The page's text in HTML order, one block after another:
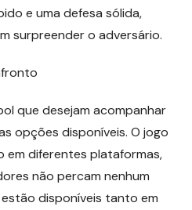
e uma defesa sólida,
surpreender o adversário.
que desejam acompanhar
opções disponíveis. O jogo
em diferentes plataformas,
não percam nenhum
disponíveis tanto em